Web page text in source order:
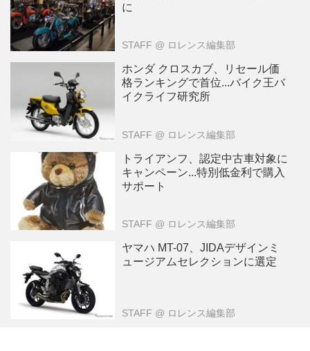
に
STAFF @ ロレンス編集部
ホンダ クロスカブ、リセール価
格ランキングで首位...バイク王バ
イクライフ研究所
STAFF @ ロレンス編集部
トライアンフ、認定中古車対象に
キャンペーン...特別低金利で購入
サポート
STAFF @ ロレンス編集部
ヤマハ MT-07、JIDAデザインミ
ュージアムセレクションに選定
STAFF @ ロレンス編集部